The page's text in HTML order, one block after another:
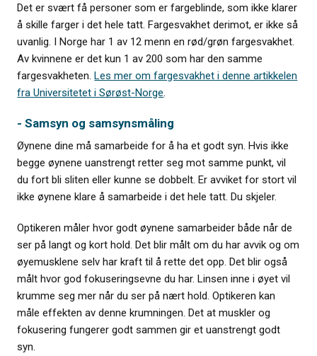
Det er svært få personer som er fargeblinde, som ikke klarer
å skille farger i det hele tatt. Fargesvakhet derimot, er ikke så
uvanlig. I Norge har 1 av 12 menn en rød/grøn fargesvakhet.
Av kvinnene er det kun 1 av 200 som har den samme
fargesvakheten.Les mer om fargesvakhet i denne artikkelen
fra Universitetet i Sørøst-Norge.
- Samsyn og samsynsmåling
Øynene dine må samarbeide for å ha et godt syn. Hvis ikke
begge øynene uanstrengt retter seg mot samme punkt, vil
du fort bli sliten eller kunne se dobbelt. Er avviket for stort vil
ikke øynene klare å samarbeide i det hele tatt. Du skjeler.
Optikeren måler hvor godt øynene samarbeider både når de
ser på langt og kort hold. Det blir målt om du har avvik og om
øyemusklene selv har kraft til å rette det opp. Det blir også
målt hvor god fokuseringsevne du har. Linsen inne i øyet vil
krumme seg mer når du ser på nært hold. Optikeren kan
måle effekten av denne krumningen. Det at muskler og
fokusering fungerer godt sammen gir et uanstrengt godt
syn.